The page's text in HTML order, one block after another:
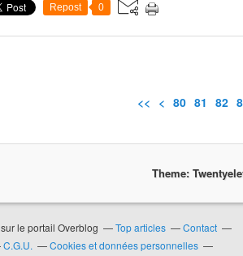
Repost 0
<< < 10
20
30
40
50
60
70
80 81 82
Theme:
sur le portail Overblog Top articles
Contact
C.G.U.
Cookies et données personnelles